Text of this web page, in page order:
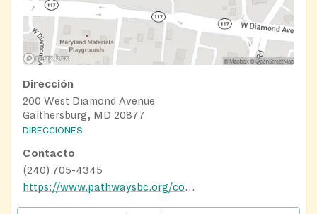
Dirección
200 West Diamond Avenue
Gaithersburg, MD 20877
DIRECCIONES
Contacto
(240) 705-4345
https://www.pathwaysbc.org/connect/community-events/neighbor-helping-neighbor/